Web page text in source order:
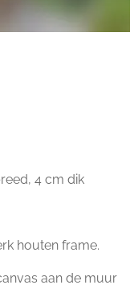
4 cm dik
houten frame.
aan de muur